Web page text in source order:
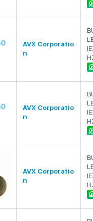
AVX Corporatio
n
AVX Corporatio
n
AVX Corporatio
n